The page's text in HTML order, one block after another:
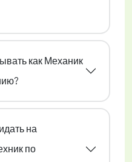
как Механик
на
по